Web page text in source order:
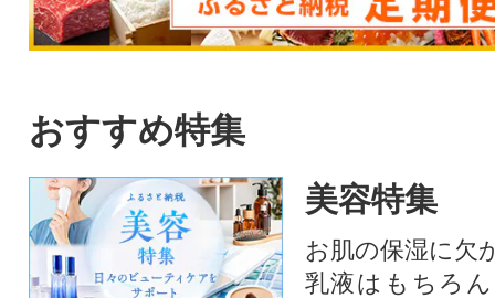
おすすめ特集
美容特集
お肌の保湿に欠
乳液はもちろ